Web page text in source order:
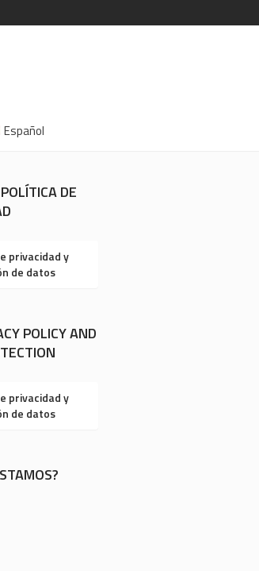
Español
DE
privacidad y
de datos
POLICY AND
privacidad y
de datos